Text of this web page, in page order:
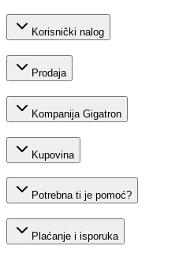
Korisnički nalog
Prodaja
Kompanija Gigatron
Kupovina
Potrebna ti je pomoć?
Plaćanje i isporuka